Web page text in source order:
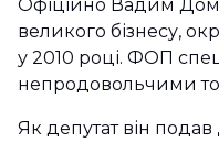
Офіційно Вадим
великого бізнесу,
у 2010 році. ФОП
непродовольчими
Як депутат він подав